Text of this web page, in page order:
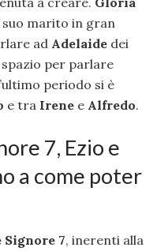
marito in gran
ad Adelaide dei
per parlare
periodo si è
e tra Irene e Alfredo.
7, Ezio e
a come poter
7, inerenti alla